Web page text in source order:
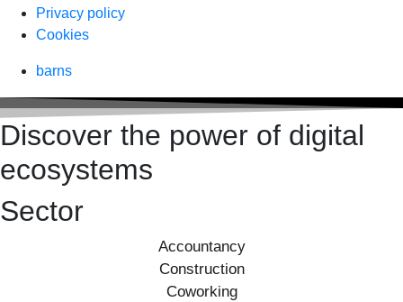
Privacy policy
Cookies
barns
Discover the power of digital
ecosystems
Sector
Accountancy
Construction
Coworking